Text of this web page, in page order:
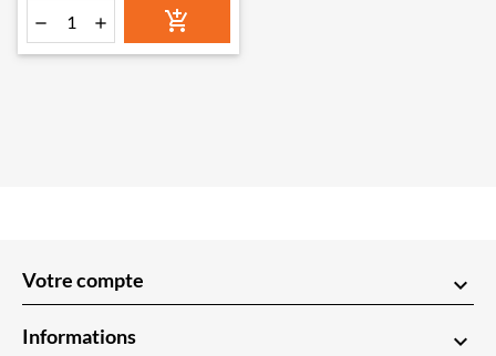
  
Votre compte keyboard_arrow_down
Informations keyboard_arrow_down